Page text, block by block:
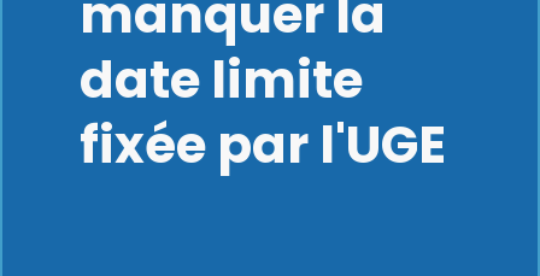
manquer la
date limite
fixée par l'UGE